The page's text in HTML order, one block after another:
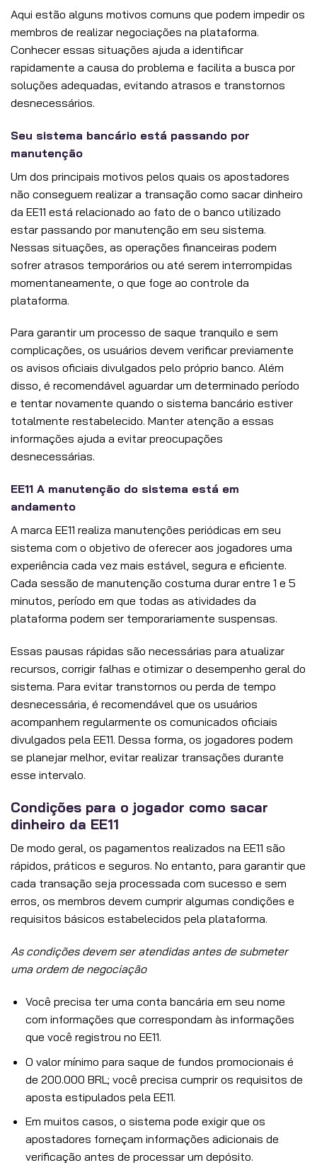
Aqui estão alguns motivos comuns que podem impedir os
membros de realizar negociações na plataforma.
Conhecer essas situações ajuda a identificar
rapidamente a causa do problema e facilita a busca por
soluções adequadas, evitando atrasos e transtornos
desnecessários.
Seu sistema bancário está passando por
manutenção
Um dos principais motivos pelos quais os apostadores
não conseguem realizar a transação como sacar dinheiro
da EE11 está relacionado ao fato de o banco utilizado
estar passando por manutenção em seu sistema.
Nessas situações, as operações financeiras podem
sofrer atrasos temporários ou até serem interrompidas
momentaneamente, o que foge ao controle da
plataforma.
Para garantir um processo de saque tranquilo e sem
complicações, os usuários devem verificar previamente
os avisos oficiais divulgados pelo próprio banco. Além
disso, é recomendável aguardar um determinado período
e tentar novamente quando o sistema bancário estiver
totalmente restabelecido. Manter atenção a essas
informações ajuda a evitar preocupações
desnecessárias.
EE11 A manutenção do sistema está em
andamento
A marca EE11 realiza manutenções periódicas em seu
sistema com o objetivo de oferecer aos jogadores uma
experiência cada vez mais estável, segura e eficiente.
Cada sessão de manutenção costuma durar entre 1 e 5
minutos, período em que todas as atividades da
plataforma podem ser temporariamente suspensas.
Essas pausas rápidas são necessárias para atualizar
recursos, corrigir falhas e otimizar o desempenho geral do
sistema. Para evitar transtornos ou perda de tempo
desnecessária, é recomendável que os usuários
acompanhem regularmente os comunicados oficiais
divulgados pela EE11. Dessa forma, os jogadores podem
se planejar melhor, evitar realizar transações durante
esse intervalo.
Condições para o jogador como sacar
dinheiro da EE11
De modo geral, os pagamentos realizados na EE11 são
rápidos, práticos e seguros. No entanto, para garantir que
cada transação seja processada com sucesso e sem
erros, os membros devem cumprir algumas condições e
requisitos básicos estabelecidos pela plataforma.
As condições devem ser atendidas antes de submeter
uma ordem de negociação
Você precisa ter uma conta bancária em seu nome
com informações que correspondam às informações
que você registrou no EE11.
O valor mínimo para saque de fundos promocionais é
de 200.000 BRL; você precisa cumprir os requisitos de
aposta estipulados pela EE11.
Em muitos casos, o sistema pode exigir que os
apostadores forneçam informações adicionais de
verificação antes de processar um depósito.